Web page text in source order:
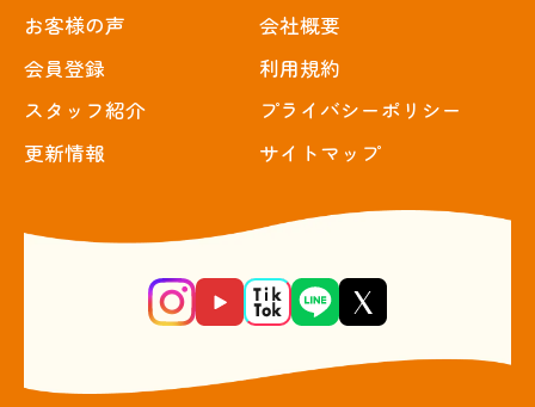
お客様の声
会員登録
スタッフ紹介
更新情報
会社概要
利用規約
プライバシーポリシー
サイトマップ